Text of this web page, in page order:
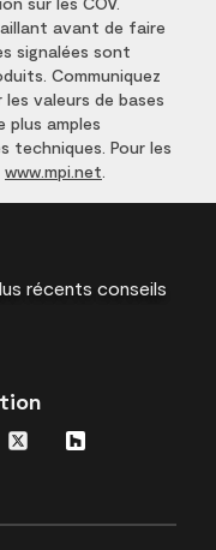
avant de faire
signalées sont
Communiquez
valeurs de bases
plus amples
techniques. Pour les
www.mpi.net
récents conseils